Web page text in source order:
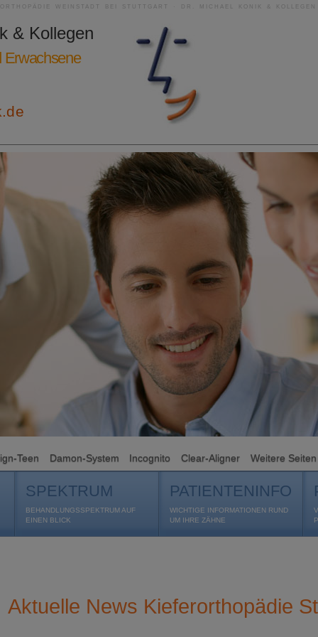
WEINSTADT BEI STUTTGART · DR. MICHAEL KONIK & KOLLEGEN
& Kollegen
Erwachsene
Teen Damon-System Incognito Clear-Aligner Weitere Seiten
SPEKTRUM
BEHANDLUNGSSPEKTRUM AUF
EINEN BLICK
PATIENTENINFO
WICHTIGE INFORMATIONEN RUND
UM IHRE ZÄHNE
Aktuelle News Kieferorthopädie